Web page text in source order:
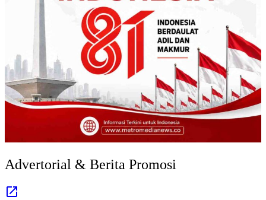
Advertorial & Berita Promosi